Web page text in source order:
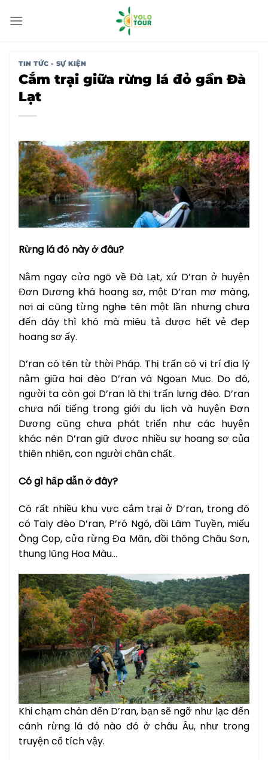
qua
TIN TỨC - SỰ KIỆN
Cắm trại giữa rừng lá đỏ gần Đà
Lạt
Rừng lá đỏ này ở đâu?
Nằm ngay cửa ngõ về Đà Lạt, xứ D’ran ở huyện
Đơn Dương khá hoang sơ, một D’ran mơ màng,
nơi ai cũng từng nghe tên một lần nhưng chưa
đến đây thì khó mà miêu tả được hết vẻ đẹp
hoang sơ ấy.
D’ran có tên từ thời Pháp. Thị trấn có vị trí địa lý
nằm giữa hai đèo D’ran và Ngoạn Mục. Do đó,
người ta còn gọi D’ran là thị trấn lưng đèo. D’ran
chưa nổi tiếng trong giới du lịch và huyện Đơn
Dương cũng chưa phát triển như các huyện
khác nên D’ran giữ được nhiều sự hoang sơ của
thiên nhiên, con người chân chất.
Có gì hấp dẫn ở đây?
Có rất nhiều khu vực cắm trại ở D’ran, trong đó
có Taly đèo D’ran, P’ró Ngó, đồi Lâm Tuyền, miếu
Ông Cọp, cửa rừng Đa Mân, đồi thông Châu Sơn,
thung lũng Hoa Màu…
Khi chạm chân đến D’ran, bạn sẽ ngỡ như lạc đến
cánh rừng lá đỏ nào đó ở châu Âu, như trong
truyện cổ tích vậy.